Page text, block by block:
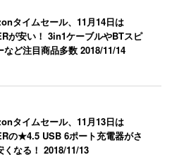
タイムセール、11月14日は
が安い！ 3in1ケーブルやBTスピ
など注目商品多数2018/11/14
タイムセール、11月13日は
の★4.5 USB 6ポート充電器がさ
くなる！2018/11/13